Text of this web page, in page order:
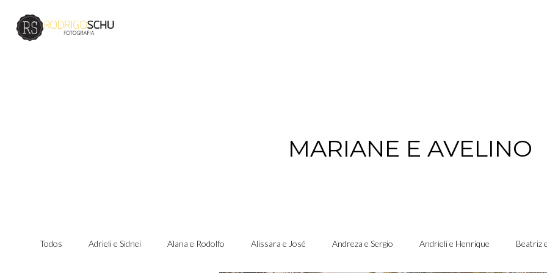
MARIANE E AVELINO
Todos Adrieli e Sidnei Alana e Rodolfo Alissara e José Andreza e Sergio Andrieli e Henrique Beatriz
PRÉ WEDDING MARIANE E AVELINO